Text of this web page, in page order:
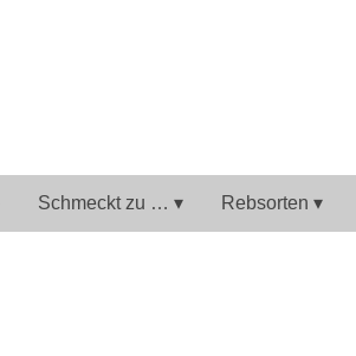
Schmeckt zu … ▾ Rebsorten ▾